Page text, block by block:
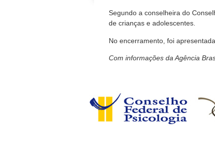
Segundo a conselheira do
de crianças e adolescentes.
No encerramento, foi
Com informações da Agência